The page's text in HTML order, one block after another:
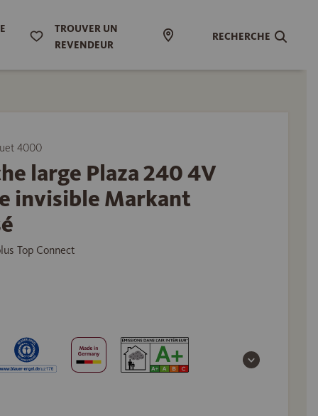
TROUVER UN
REVENDEUR
RECHERCHE
4000
large Plaza 240 4V
invisible Markant
Top Connect